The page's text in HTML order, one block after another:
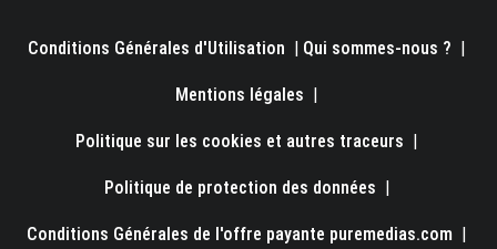
Conditions Générales d'Utilisation Qui sommes-nous ?
Mentions légales
Politique sur les cookies et autres traceurs
Politique de protection des données
Conditions Générales de l'offre payante puremedias.com